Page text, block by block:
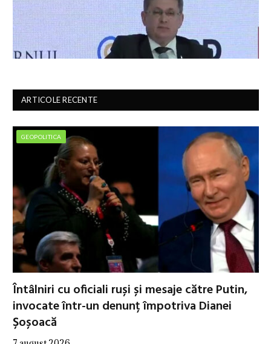
ARTICOLE RECENTE
GEOPOLITICA
Întâlniri cu oficiali ruși și mesaje către Putin,
invocate într-un denunț împotriva Dianei
Șoșoacă